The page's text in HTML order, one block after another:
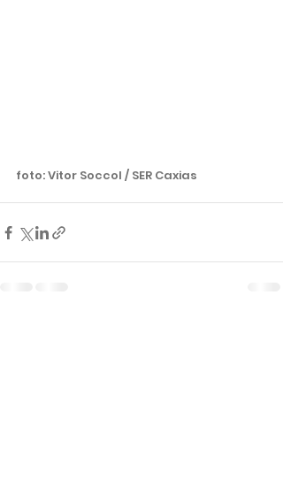
foto: Vitor Soccol / SER Caxias